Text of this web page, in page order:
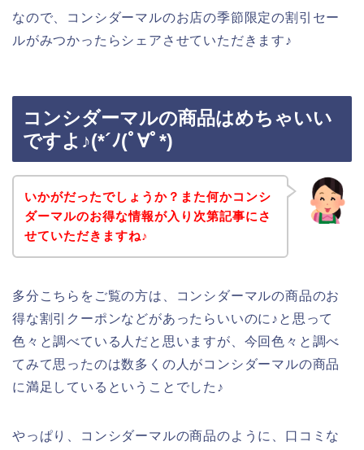
なので、コンシダーマルのお店の季節限定の割引セー
ルがみつかったらシェアさせていただきます♪
コンシダーマルの商品はめちゃいい
ですよ♪(*´ﾉ(ﾟ∀ﾟ*)
いかがだったでしょうか？また何かコンシ
ダーマルのお得な情報が入り次第記事にさ
せていただきますね♪
多分こちらをご覧の方は、コンシダーマルの商品のお
得な割引クーポンなどがあったらいいのに♪と思って
色々と調べている人だと思いますが、今回色々と調べ
てみて思ったのは数多くの人がコンシダーマルの商品
に満足しているということでした♪
やっぱり、コンシダーマルの商品のように、口コミな